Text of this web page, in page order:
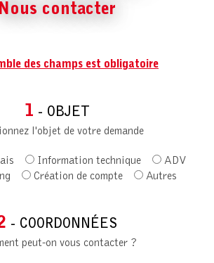
Nous contacter
des champs est obligatoire
1 - OBJET
l'objet de votre demande
Information technique
ADV
Création de compte Autres
- COORDONNÉES
peut-on vous contacter ?